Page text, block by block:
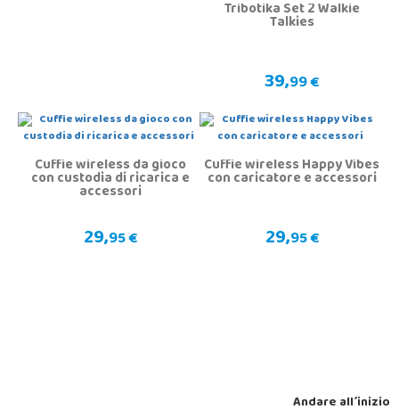
Tribotika Set 2 Walkie
Talkies
39,99 €
Cuffie wireless da gioco
con custodia di ricarica e
accessori
29,95 €
Cuffie wireless Happy Vibes
con caricatore e accessori
29,95 €
Andare all´inizio